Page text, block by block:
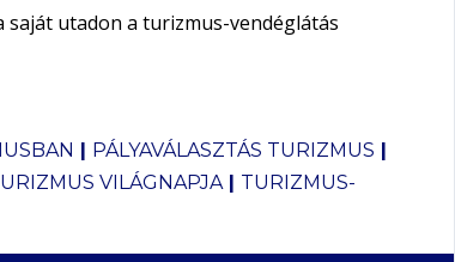
saját utadon a turizmus-vendéglátás
| PÁLYAVÁLASZTÁS TURIZMUS |
VILÁGNAPJA| TURIZMUS-